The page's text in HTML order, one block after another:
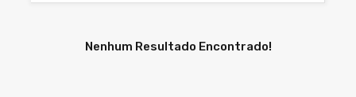
Nenhum Resultado Encontrado!